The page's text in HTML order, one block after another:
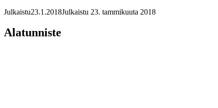
Julkaistu23.1.2018Julkaistu 23. tammikuuta 2018
Alatunniste